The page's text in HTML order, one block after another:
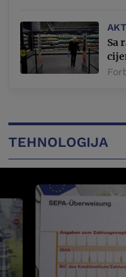
Sa
TEHNOLOGIJA